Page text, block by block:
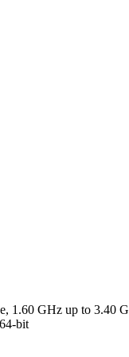
1.60 GHz up to 3.40
bit